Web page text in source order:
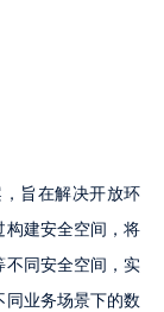
旨在解决开放环
建安全空间，将
不同安全空间，实
业务场景下的数